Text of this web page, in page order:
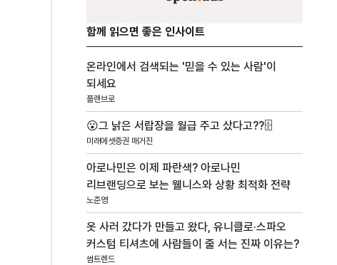
함께 읽으면 좋은 인사이트
온라인에서 검색되는 '믿을 수 있는 사람'이
되세요
플랜브로
😮그 낡은 서랍장을 월급 주고 샀다고??🗄️
미래에셋증권 매거진
아로나민은 이제 파란색? 아로나민
리브랜딩으로 보는 웰니스와 상황 최적화 전략
노준영
옷 사러 갔다가 만들고 왔다, 유니클로·스파오
커스텀 티셔츠에 사람들이 줄 서는 진짜 이유는?
썸트렌드